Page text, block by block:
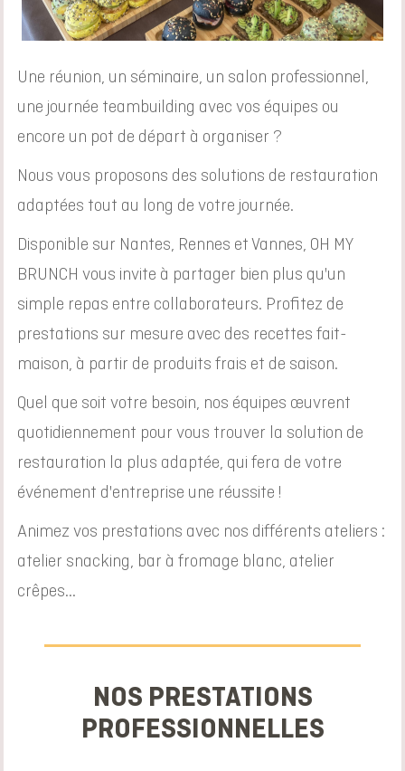
Une réunion, un séminaire, un salon professionnel,
une journée teambuilding avec vos équipes ou
encore un pot de départ à organiser ?
Nous vous proposons des solutions de restauration
adaptées tout au long de votre journée.
Disponible sur Nantes, Rennes et Vannes, OH MY
BRUNCH vous invite à partager bien plus qu'un
simple repas entre collaborateurs. Profitez de
prestations sur mesure avec des recettes fait-
maison, à partir de produits frais et de saison.
Quel que soit votre besoin, nos équipes œuvrent
quotidiennement pour vous trouver la solution de
restauration la plus adaptée, qui fera de votre
événement d'entreprise une réussite !
Animez vos prestations avec nos différents ateliers :
atelier snacking, bar à fromage blanc, atelier
crêpes...
NOS PRESTATIONS
PROFESSIONNELLES